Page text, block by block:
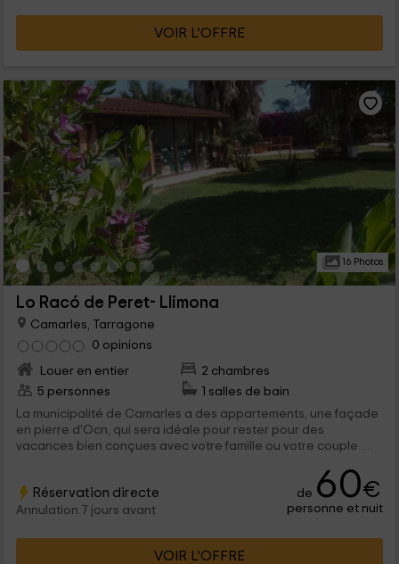
VOIR L’OFFRE
16 Photos
Lo Racó de Peret- Llimona
Camarles, Tarragone
0 opinions
Louer en entier
2 chambres
5 personnes
1 salles de bain
La municipalité de Camarles a des appartements, une façade
en pierre d'Ocn, qui sera idéale pour rester pour des
vacances bien conçues avec votre famille ou votre couple .
Réservation directe
Annulation 7 jours avant
de 60€
personne et nuit
VOIR L’OFFRE